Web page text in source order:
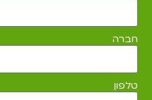
חברה
טלפון